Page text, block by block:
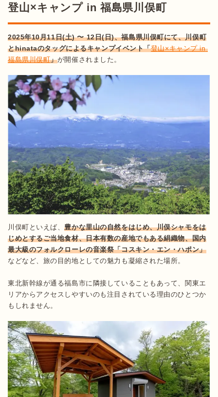
登山×キャンプ in 福島県川俣町
2025年10月11日(土) 〜 12日(日)、福島県川俣町にて、川俣町
とhinataのタッグによるキャンプイベント「登山×キャンプ in
福島県川俣町」
川俣町といえば、豊かな里山の自然をはじめ、川俣シャモをは
じめとするご当地食材、日本有数の産地でもある絹織物、国内
最大級のフォルクローレの音楽祭「コスキン・エン・ハポン」
などなど、旅の目的地としての魅力も凝縮された場所。
東北新幹線が通る福島市に隣接していることもあって、関東エ
リアからアクセスしやすいのも注目されている理由のひとつか
もしれません。